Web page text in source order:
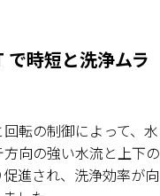
で時短と洗浄ムラ
転の制御によって、水
向の強い水流と上下の
進され、洗浄効率が向